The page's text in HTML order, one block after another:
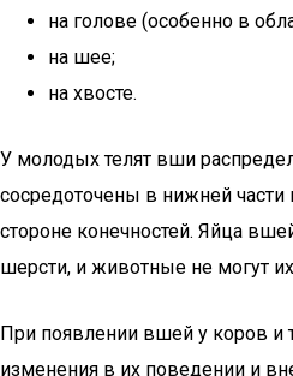
на голове (особенно в
на шее;
на хвосте.
У молодых телят вши
сосредоточены в нижней
стороне конечностей. Яйца
шерсти, и животные не могут их
При появлении вшей у коров и
изменения в их поведении и